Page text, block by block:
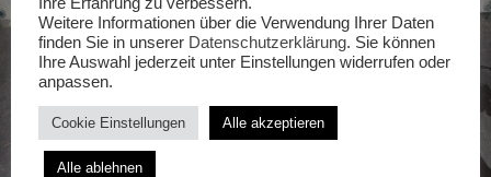
Weitere Informationen über die Verwendung Ihrer Daten
finden Sie in unserer Datenschutzerklärung. Sie können
Ihre Auswahl jederzeit unter Einstellungen widerrufen oder
anpassen.
Cookie Einstellungen Alle akzeptieren
Alle ablehnen